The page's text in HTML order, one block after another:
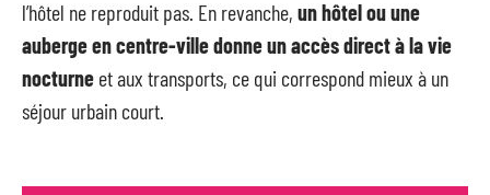
l’hôtel ne reproduit pas. En revanche, un hôtel ou une
auberge en centre-ville donne un accès direct à la vie
nocturne et aux transports, ce qui correspond mieux à un
séjour urbain court.